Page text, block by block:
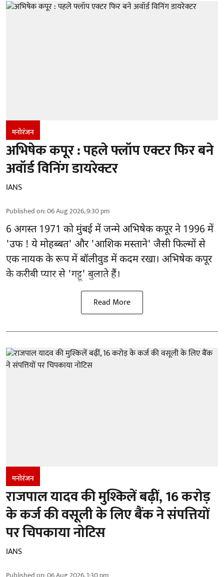
मनोरंजन
अभिषेक कपूर : पहले फ्लॉप एक्टर फिर बने
अवॉर्ड विनिंग डायरेक्टर
IANS
Published on:06 Aug 2026, 9:30 pm
6 अगस्त 1971 को मुंबई में जन्मे अभिषेक कपूर ने 1996 में
'उफ ! ये मोहब्बत' और 'आशिक मस्ताने' जैसी फिल्मों से
एक नायक के रूप मेंबॉलीवुडमें कदम रखा। अभिषेक कपूर
के करीबी प्यार से 'गट्टू' बुलाते हैं।
Read More
मनोरंजन
राजपाल यादव की मुश्किलें बढ़ीं, 16 करोड़
के कर्ज की वसूली के लिए बैंक ने संपत्तियों
पर चिपकाया नोटिस
IANS